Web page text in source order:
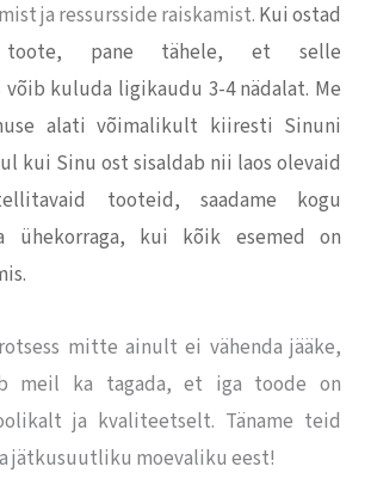
ja ressursside raiskamist. Kui ostad
toote, pane tähele, et selle
võib kuluda ligikaudu 3-4 nädalat. Me
alati võimalikult kiiresti Sinuni
kui Sinu ost sisaldab nii laos olevaid
tooteid, saadame kogu
ühekorraga, kui kõik esemed on
mitte ainult ei vähenda jääke,
meil ka tagada, et iga toode on
ja kvaliteetselt. Täname teid
jätkusuutliku moevaliku eest!